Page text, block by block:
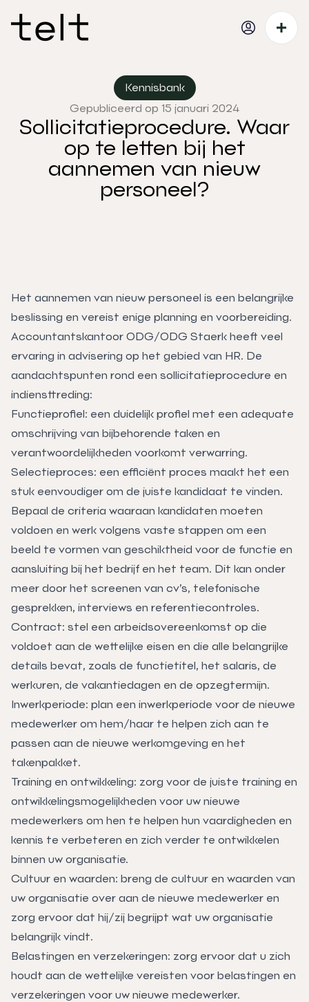
Kennisbank
Gepubliceerd op 15 januari 2024
Sollicitatieprocedure. Waar
op te letten bij het
aannemen van nieuw
personeel?
Het aannemen van nieuw personeel is een belangrijke
beslissing en vereist enige planning en voorbereiding.
Accountantskantoor ODG/ODG Staerk heeft veel
ervaring in advisering op het gebied van HR. De
aandachtspunten rond een sollicitatieprocedure en
indiensttreding:
Functieprofiel: een duidelijk profiel met een adequate
omschrijving van bijbehorende taken en
verantwoordelijkheden voorkomt verwarring.
Selectieproces: een efficiënt proces maakt het een
stuk eenvoudiger om de juiste kandidaat te vinden.
Bepaal de criteria waaraan kandidaten moeten
voldoen en werk volgens vaste stappen om een
beeld te vormen van geschiktheid voor de functie en
aansluiting bij het bedrijf en het team. Dit kan onder
meer door het screenen van cv’s, telefonische
gesprekken, interviews en referentiecontroles.
Contract: stel een arbeidsovereenkomst op die
voldoet aan de wettelijke eisen en die alle belangrijke
details bevat, zoals de functietitel, het salaris, de
werkuren, de vakantiedagen en de opzegtermijn.
Inwerkperiode: plan een inwerkperiode voor de nieuwe
medewerker om hem/haar te helpen zich aan te
passen aan de nieuwe werkomgeving en het
takenpakket.
Training en ontwikkeling: zorg voor de juiste training en
ontwikkelingsmogelijkheden voor uw nieuwe
medewerkers om hen te helpen hun vaardigheden en
kennis te verbeteren en zich verder te ontwikkelen
binnen uw organisatie.
Cultuur en waarden: breng de cultuur en waarden van
uw organisatie over aan de nieuwe medewerker en
zorg ervoor dat hij/zij begrijpt wat uw organisatie
belangrijk vindt.
Belastingen en verzekeringen: zorg ervoor dat u zich
houdt aan de wettelijke vereisten voor belastingen en
verzekeringen voor uw nieuwe medewerker.